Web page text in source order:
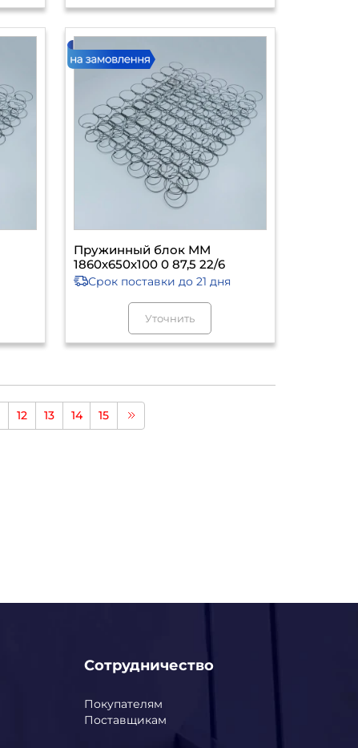
Пружинный блок ММ
1860х650х100 0 87,5 22/6
Срок поставки до 21 дня
Уточнить
12 13 14 15
Сотрудничество
Покупателям
Поставщикам